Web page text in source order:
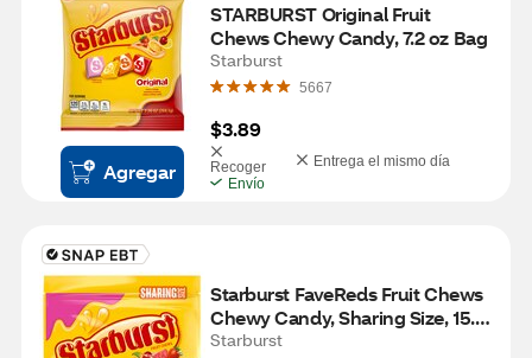
Agregar
STARBURST Original Fruit
Chews Chewy Candy, 7.2 oz Bag
Starburst
5667
$3.89
Recoger
Entrega el mismo día
Envío
Starburst FaveReds Fruit Chews
Chewy Candy, Sharing Size, 15.6
OZ
Starburst